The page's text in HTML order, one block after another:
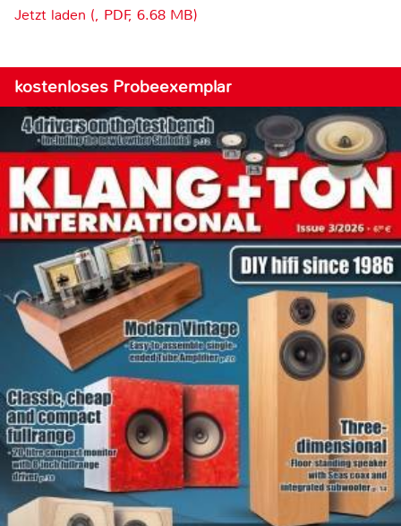
Jetzt laden (, PDF, 6.68 MB)
kostenloses Probeexemplar